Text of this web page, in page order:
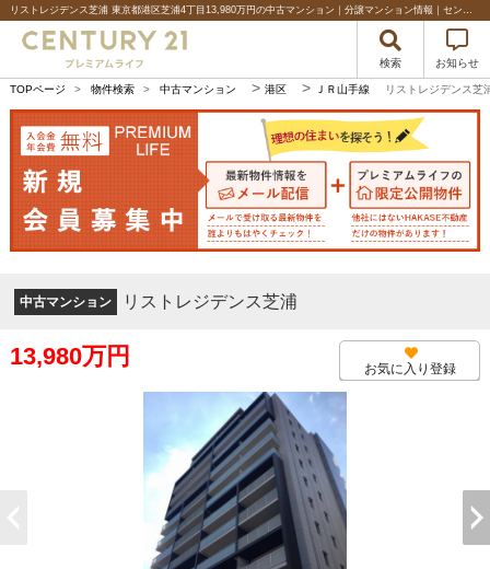
リストレジデンス芝浦 東京都港区芝浦4丁目13,980万円の中古マンション｜分譲マンション情報｜センチュリー21プレミアムライフ
検索 お知らせ
TOPページ > 物件検索 > 中古マンション > 港区 > ＪＲ山手線 リストレジデンス芝
中古マンション リストレジデンス芝浦
13,980万円 お気に入り登録